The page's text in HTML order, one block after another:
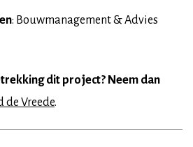
: Bouwmanagement & Advies
dit project? Neem dan
de Vreede.